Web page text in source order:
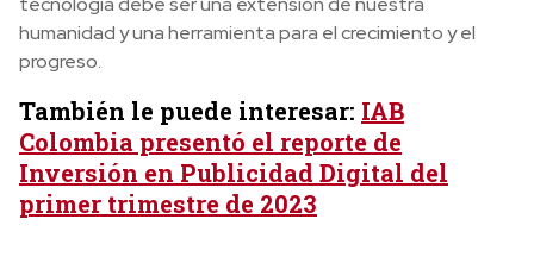
humanidad y una herramienta para el crecimiento y el
progreso.
También le puede interesar: IAB
Colombia presentó el reporte de
Inversión en Publicidad Digital del
primer trimestre de 2023